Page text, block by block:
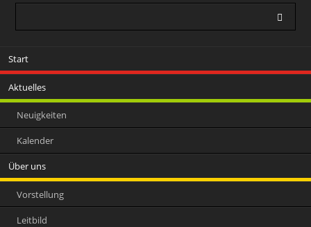
überspringen
Start
Aktuelles
Neuigkeiten
Kalender
Über uns
Vorstellung
Leitbild